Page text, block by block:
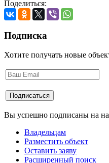
Поделиться:
Подписка
Хотите получать новые
Вы успешно подписаны на
Владельцам
Разместить объект
Оставить заяву
Расширенный поиск